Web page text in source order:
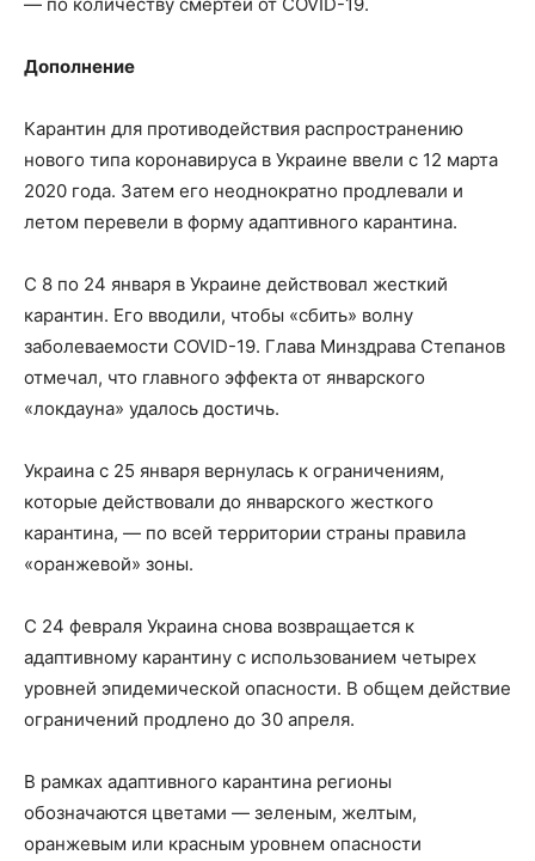
Дополнение
Карантин для противодействия распространению
нового типа коронавируса в Украине ввели с 12 марта
2020 года. Затем его неоднократно продлевали и
летом перевели в форму адаптивного карантина.
С 8 по 24 января в Украине действовал жесткий
карантин. Его вводили, чтобы «сбить» волну
заболеваемости COVID-19. Глава Минздрава Степанов
отмечал, что главного эффекта от январского
«локдауна» удалось достичь.
Украина с 25 января вернулась к ограничениям,
которые действовали до январского жесткого
карантина, — по всей территории страны правила
«оранжевой» зоны.
С 24 февраля Украина снова возвращается к
адаптивному карантину с использованием четырех
уровней эпидемической опасности. В общем действие
ограничений продлено до 30 апреля.
В рамках адаптивного карантина регионы
обозначаются цветами — зеленым, желтым,
оранжевым или красным уровнем опасности